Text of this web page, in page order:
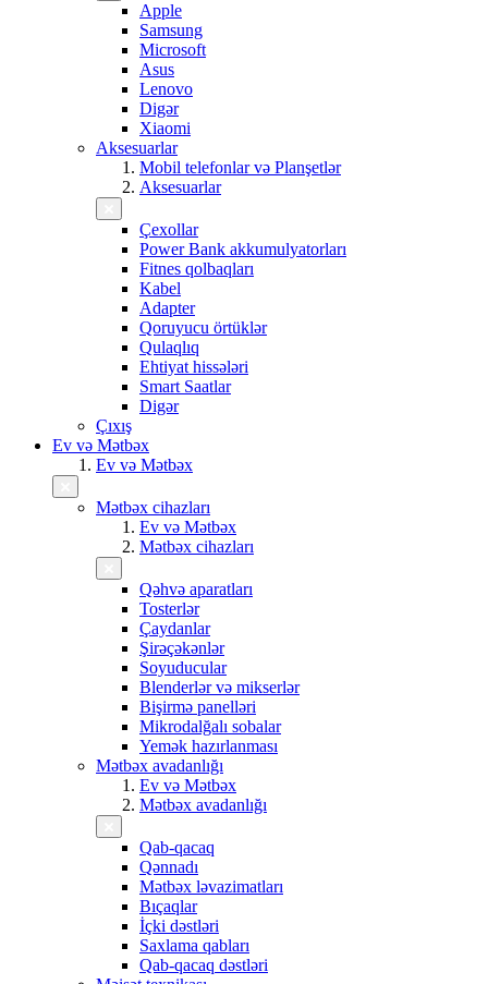
Apple
Samsung
Microsoft
Asus
Lenovo
Digər
Xiaomi
Aksesuarlar
Mobil telefonlar və Planşetlər
Aksesuarlar
Çexollar
Power Bank akkumulyatorları
Fitnes qolbaqları
Kabel
Adapter
Qoruyucu örtüklər
Qulaqlıq
Ehtiyat hissələri
Smart Saatlar
Digər
Çıxış
Ev və Mətbəx
Ev və Mətbəx
Mətbəx cihazları
Ev və Mətbəx
Mətbəx cihazları
Qəhvə aparatları
Tosterlər
Çaydanlar
Şirəçəkənlər
Soyuducular
Blenderlər və mikserlər
Bişirmə panelləri
Mikrodalğalı sobalar
Yemək hazırlanması
Mətbəx avadanlığı
Ev və Mətbəx
Mətbəx avadanlığı
Qab-qacaq
Qənnadı
Mətbəx ləvazimatları
Bıçaqlar
İçki dəstləri
Saxlama qabları
Qab-qacaq dəstləri